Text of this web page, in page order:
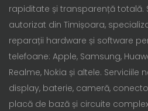
rapiditate și transparență totală.
autorizat din Timișoara,
reparații hardware și software
telefoane: Apple, Samsung,
Realme, Nokia și altele. Serviciile
display, baterie, cameră,
placă de bază și circuite